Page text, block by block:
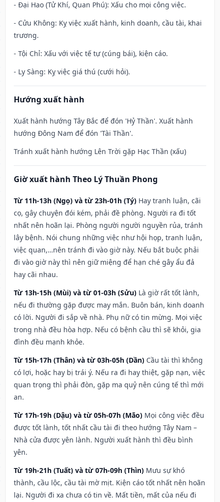
- Đại Hao (Tử Khí, Quan Phú): Xấu cho mọi công việc.
- Cửu Không: Kỵ việc xuất hành, kinh doanh, cầu tài, khai
trương.
- Tội Chỉ: Xấu với việc tế tự (cúng bái), kiện cáo.
- Ly Sàng: Kỵ việc giá thú (cưới hỏi).
Hướng xuất hành
Xuất hành hướng Tây Bắc để đón 'Hỷ Thần'. Xuất hành
hướng Đông Nam để đón 'Tài Thần'.
Tránh xuất hành hướng Lên Trời gặp Hạc Thần (xấu)
Giờ xuất hành Theo Lý Thuần Phong
Từ 11h-13h (Ngọ) và từ 23h-01h (Tý) Hay tranh luận, cãi
cọ, gây chuyện đói kém, phải đề phòng. Người ra đi tốt
nhất nên hoãn lại. Phòng người người nguyền rủa, tránh
lây bệnh. Nói chung những việc như hội họp, tranh luận,
việc quan,…nên tránh đi vào giờ này. Nếu bắt buộc phải
đi vào giờ này thì nên giữ miệng để hạn ché gây ẩu đả
hay cãi nhau.
Từ 13h-15h (Mùi) và từ 01-03h (Sửu) Là giờ rất tốt lành,
nếu đi thường gặp được may mắn. Buôn bán, kinh doanh
có lời. Người đi sắp về nhà. Phụ nữ có tin mừng. Mọi việc
trong nhà đều hòa hợp. Nếu có bệnh cầu thì sẽ khỏi, gia
đình đều mạnh khỏe.
Từ 15h-17h (Thân) và từ 03h-05h (Dần) Cầu tài thì không
có lợi, hoặc hay bị trái ý. Nếu ra đi hay thiệt, gặp nạn, việc
quan trọng thì phải đòn, gặp ma quỷ nên cúng tế thì mới
an.
Từ 17h-19h (Dậu) và từ 05h-07h (Mão) Mọi công việc đều
được tốt lành, tốt nhất cầu tài đi theo hướng Tây Nam –
Nhà cửa được yên lành. Người xuất hành thì đều bình
yên.
Từ 19h-21h (Tuất) và từ 07h-09h (Thìn) Mưu sự khó
thành, cầu lộc, cầu tài mờ mịt. Kiện cáo tốt nhất nên hoãn
lại. Người đi xa chưa có tin về. Mất tiền, mất của nếu đi